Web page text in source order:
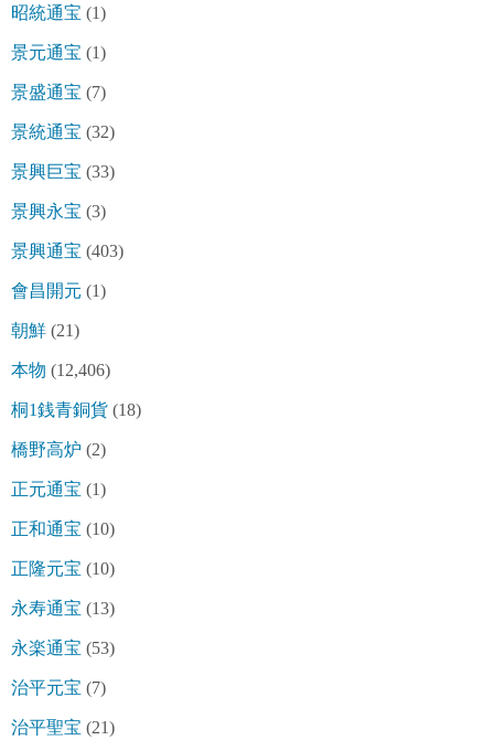
昭統通宝 (1)
景元通宝 (1)
景盛通宝 (7)
景統通宝 (32)
景興巨宝 (33)
景興永宝 (3)
景興通宝 (403)
會昌開元 (1)
朝鮮 (21)
本物 (12,406)
桐1銭青銅貨 (18)
橋野高炉 (2)
正元通宝 (1)
正和通宝 (10)
正隆元宝 (10)
永寿通宝 (13)
永楽通宝 (53)
治平元宝 (7)
治平聖宝 (21)